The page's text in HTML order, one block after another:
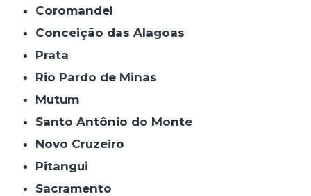
Coromandel
Conceição das Alagoas
Prata
Rio Pardo de Minas
Mutum
Santo Antônio do Monte
Novo Cruzeiro
Pitangui
Sacramento